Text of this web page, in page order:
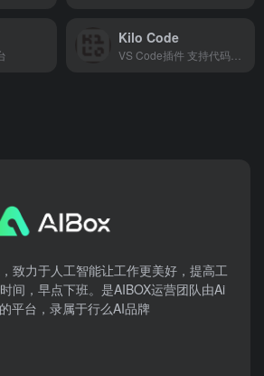
Kilo Code
致力于人工智能让工作更美好，提高工
间，早点下班。是AIBOX运营团队由Ai
平台，录属于行么AI品牌